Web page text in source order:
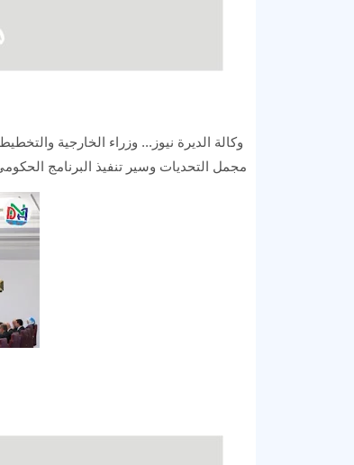
وكالة الديرة نيوز... وزراء الخارجية
مجمل التحديات وسير تنفيذ البرنامج